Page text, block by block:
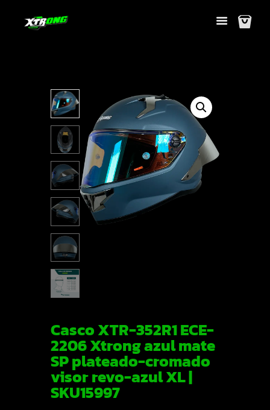
Casco XTR-352R1 ECE-
2206 Xtrong azul mate
SP plateado-cromado
visor revo-azul XL |
SKU15997